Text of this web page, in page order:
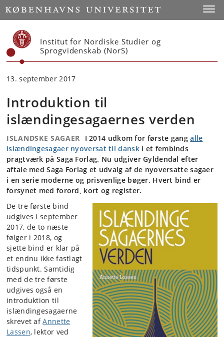
Start
Institut for Nordiske Studier og
Sprogvidenskab (NorS)
13. september 2017
Introduktion til
islændingesagaernes verden
ISLANDSKE SAGAER I 2014 udkom for første gangalle
islændingesagaer nyoversat til danski et fembinds
pragtværk på Saga Forlag. Nu udgiver Gyldendal efter
aftale med Saga Forlag et udvalg af de nyoversatte sagaer
i en serie moderne og prisvenlige bøger. Hvert bind er
forsynet med forord, kort og register.
De tre første bind
udgives i september
2017, de to næste
følger i 2018, og
sjette bind er klar på
et endnu ikke fastlagt
tidspunkt. Samtidig
med de tre første
udgives også en
introduktion til
islændingesagaerne
skrevet afAnnette
Lassen, lektor ved